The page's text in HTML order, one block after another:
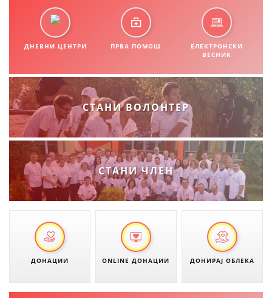
ЗАКОН ЗА ЦКРМ
ОРГАНИЗАЦИЈА И РАЗВОЈ
РАКОВОДЕН ОДБОР
СОБРАНИЕ
СТРУКТУРА И ОРГАНИЗАЦИОНА ПОСТАВЕНОСТ
ДИСЕМИНАЦИЈА
MЕЃУНАРОДНО ХУМАНИТАРНО ПРАВО
УПОТРЕБА И ЗАШТИТА НА АМБЛЕМОТ
ДНЕВНИ ЦЕНТРИ ПРВА ПОМОШ
ЕЛЕКТРОНСКИ
ВЕСНИК
СТАНИ ВОЛОНТЕР
СТАНИ ЧЛЕН
ДОНАЦИИ ONLINE ДОНАЦИИ ДОНИРАЈ ОБЛЕКА